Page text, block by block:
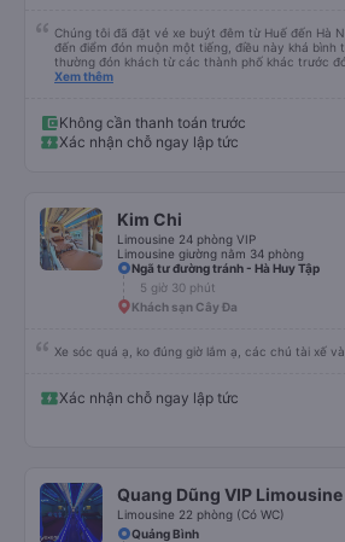
Chúng tôi đã đặt vé xe buýt đêm từ Huế đến Hà
đến điểm đón muộn một tiếng, điều này khá bình
thường đón khách từ các thành phố khác trước
ghế nằm êm ái, và ngay cả người cao 1,80 m như
rắc rối như vậy, nhưng thật tốt khi thấy công ty
khách hàng của mình. Chúng tôi chắc chắn sẽ đi
Xem thêm
Không cần thanh toán trước
Xác nhận chỗ ngay lập tức
Kim Chi
Limousine 24 phòng VIP
Limousine giường nằm 34 phòng
Ngã tư đường tránh - Hà Huy Tập
5 giờ 30 phút
Khách sạn Cây Đa
Xe sóc quá ạ, ko đúng giờ lắm ạ, các chú tài xế
Xác nhận chỗ ngay lập tức
Quang Dũng VIP Limousine
Limousine 22 phòng (Có WC)
Quảng Bình